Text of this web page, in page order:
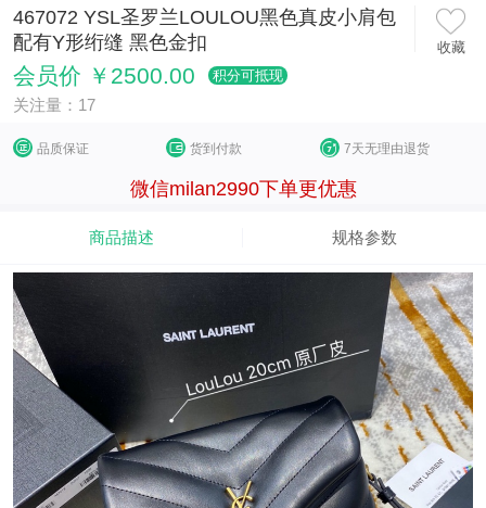
467072 YSL圣罗兰LOULOU黑色真皮小肩包
配有Y形绗缝 黑色金扣
收藏
会员价 ￥2500.00 积分可抵现
关注量：17
品质保证 货到付款 7天无理由退货
微信milan2990下单更优惠
商品描述 规格参数